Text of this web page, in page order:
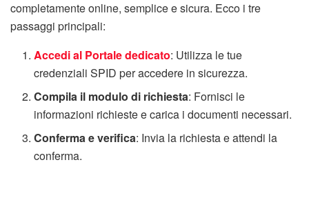
completamente online, semplice e sicura. Ecco i tre
passaggi principali:
Accedi al Portale dedicato: Utilizza le tue
credenziali SPID per accedere in sicurezza.
Compila il modulo di richiesta: Fornisci le
informazioni richieste e carica i documenti necessari.
Conferma e verifica: Invia la richiesta e attendi la
conferma.